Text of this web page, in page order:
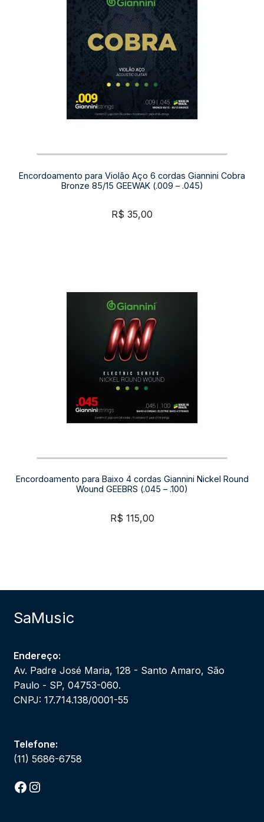
Encordoamento para Violão Aço 6 cordas Giannini Cobra
Bronze 85/15 GEEWAK (.009 – .045)
R$ 35,00
Encordoamento para Baixo 4 cordas Giannini Nickel Round
Wound GEEBRS (.045 – .100)
R$ 115,00
SaMusic
Endereço:
Av. Padre José Maria, 128 - Santo Amaro, São
Paulo - SP, 04753-060.
CNPJ: 17.714.138/0001-55
Telefone:
(11) 5686-6758
Facebook
Instagram